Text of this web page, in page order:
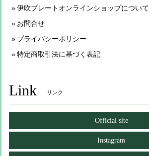
伊吹プレートオンラインショップについて
お問合せ
プライバシーポリシー
特定商取引法に基づく表記
Link リンク
Official site
Instagram